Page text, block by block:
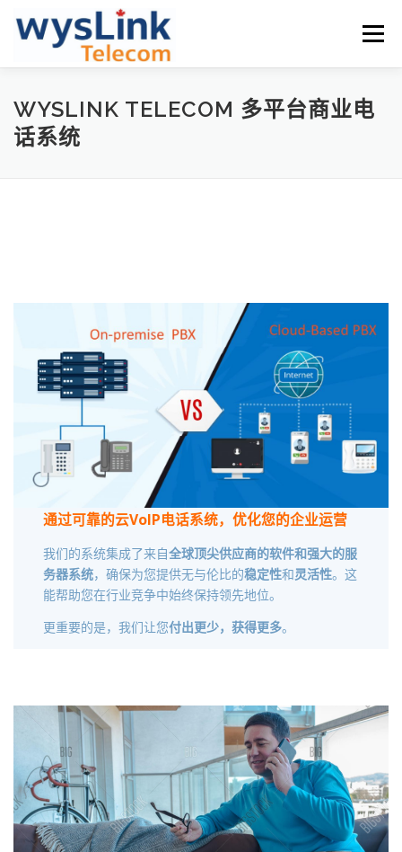
content
Menu
关于网络电话 计划和价格 电话机和特殊号码
WYSLINK TELECOM 多平台商业电
话系统
通过可靠的云VoIP电话系统，优化您的企业运营
我们的系统集成了来自全球顶尖供应商的软件和强大的服
务器系统，确保为您提供无与伦比的稳定性和灵活性。这
能帮助您在行业竞争中始终保持领先地位。
更重要的是，我们让您付出更少，获得更多。